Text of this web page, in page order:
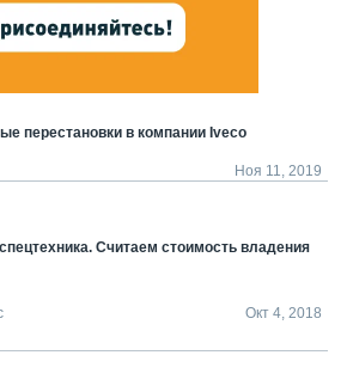
перестановки в компании Iveco
Ноя 11, 2019
Считаем стоимость владения
Окт 4, 2018